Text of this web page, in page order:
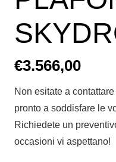
€3.566,00
Non esitate a
pronto a soddisfare le
Richiedete un
occasioni vi aspettano!